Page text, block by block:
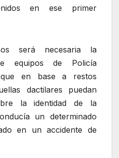
en ese primer
será necesaria la
equipos de Policía
en base a restos
dactilares puedan
la identidad de la
un determinado
en un accidente de